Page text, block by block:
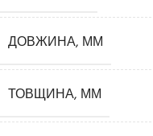
ДОВЖИНА, ММ
ТОВЩИНА, ММ